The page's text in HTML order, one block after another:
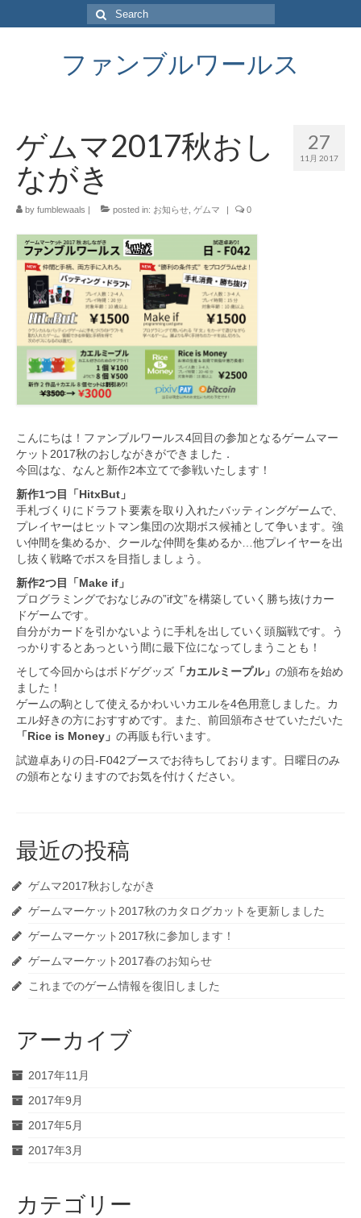
Search
for:
ファンブルワールス
27
11月 2017
ゲムマ2017秋おし
ながき
by fumblewaals | posted in: お知らせ ゲムマ | 0
こんにちは！ファンブルワールス4回目の参加となるゲームマー
ケット2017秋のおしながきができました．
今回はな、なんと新作2本立てで参戦いたします！
新作1つ目「HitxBut」
手札づくりにドラフト要素を取り入れたバッティングゲームで、
プレイヤーはヒットマン集団の次期ボス候補として争います。強
い仲間を集めるか、クールな仲間を集めるか…他プレイヤーを出
し抜く戦略でボスを目指しましょう。
新作2つ目「Make if」
プログラミングでおなじみの”if文”を構築していく勝ち抜けカー
ドゲームです。
自分がカードを引かないように手札を出していく頭脳戦です。う
っかりするとあっという間に最下位になってしまうことも！
そして今回からはボドゲグッズ 「カエルミープル」 の頒布を始め
ました！
ゲームの駒として使えるかわいいカエルを4色用意しました。カ
エル好きの方におすすめです。また、前回頒布させていただいた
「Rice is Money」 の再販も行います。
試遊卓ありの日-F042ブースでお待ちしております。日曜日のみ
の頒布となりますのでお気を付けください。
最近の投稿
ゲムマ2017秋おしながき
ゲームマーケット2017秋のカタログカットを更新しました
ゲームマーケット2017秋に参加します！
ゲームマーケット2017春のお知らせ
これまでのゲーム情報を復旧しました
アーカイブ
2017年11月
2017年9月
2017年5月
2017年3月
カテゴリー